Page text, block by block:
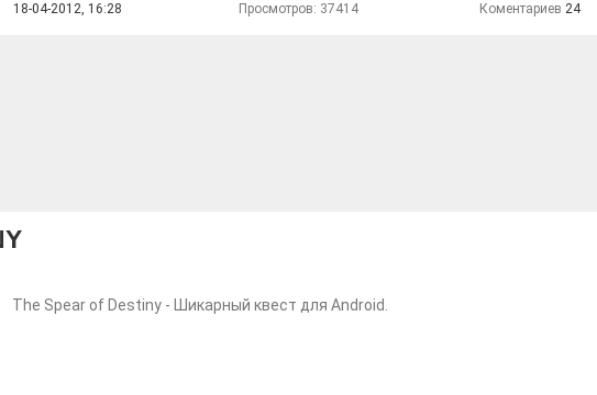
18-04-2012, 16:28 Просмотров: 37414 Коментариев24
The Spear of Destiny - Шикарный квест для Android.